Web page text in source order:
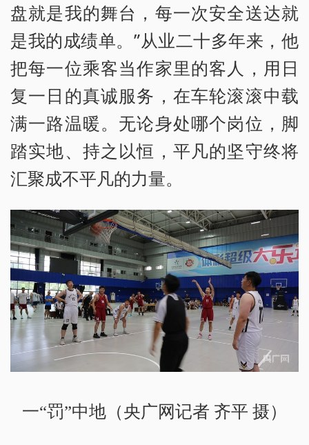
盘就是我的舞台，每一次安全送达就
是我的成绩单。”从业二十多年来，他
把每一位乘客当作家里的客人，用日
复一日的真诚服务，在车轮滚滚中载
满一路温暖。无论身处哪个岗位，脚
踏实地、持之以恒，平凡的坚守终将
汇聚成不平凡的力量。
一“罚”中地（央广网记者 齐平 摄）